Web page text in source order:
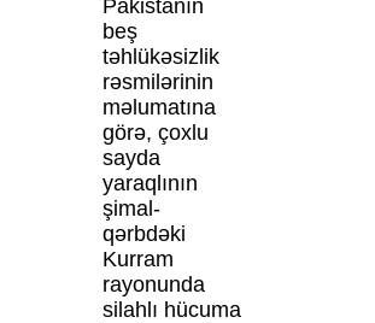
Pakistanın
beş
təhlükəsizlik
rəsmilərinin
məlumatına
görə, çoxlu
sayda
yaraqlının
şimal-
qərbdəki
Kurram
rayonunda
silahlı hücuma